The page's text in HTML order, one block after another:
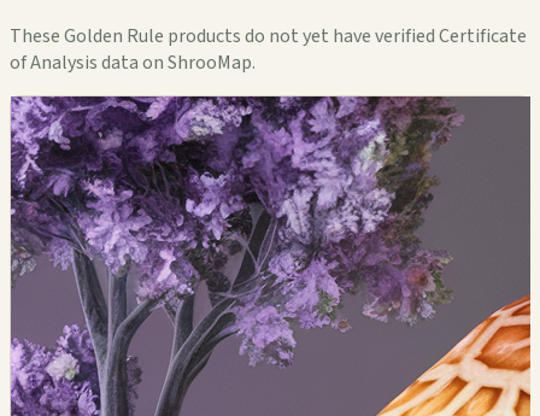
These Golden Rule products do not yet have verified Certificate
of Analysis data on ShrooMap.